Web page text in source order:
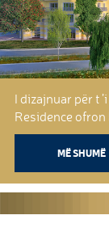
I dizajnuar për t
Residence ofron
MË SHUMË